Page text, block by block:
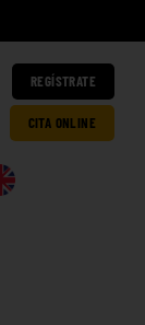
REGÍSTRATE
CITA ONLINE